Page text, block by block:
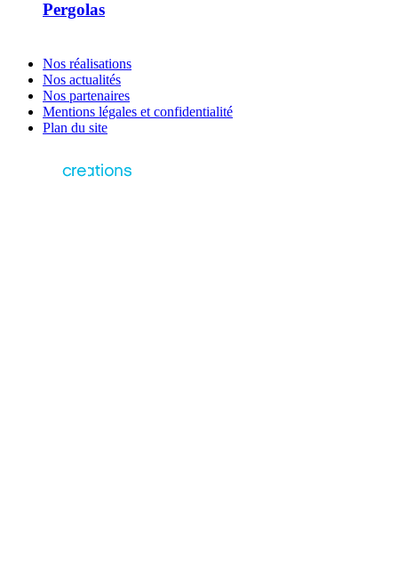
Pergolas
Nos réalisations
Nos actualités
Nos partenaires
Mentions légales et confidentialité
Plan du site